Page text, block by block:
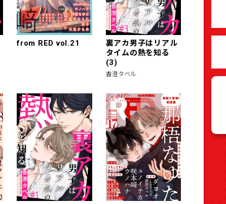
from RED vol.21
裏アカ男子はリアル
タイムの熱を知る
(3)
香澄タベル